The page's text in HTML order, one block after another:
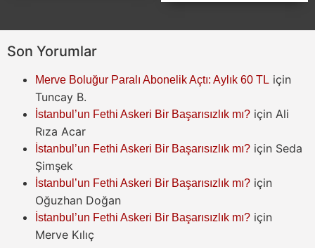
Son Yorumlar
Merve Boluğur Paralı Abonelik Açtı: Aylık 60 TL için
Tuncay B.
İstanbul’un Fethi Askeri Bir Başarısızlık mı? için Ali
Rıza Acar
İstanbul’un Fethi Askeri Bir Başarısızlık mı? için Seda
Şimşek
İstanbul’un Fethi Askeri Bir Başarısızlık mı? için
Oğuzhan Doğan
İstanbul’un Fethi Askeri Bir Başarısızlık mı? için
Merve Kılıç